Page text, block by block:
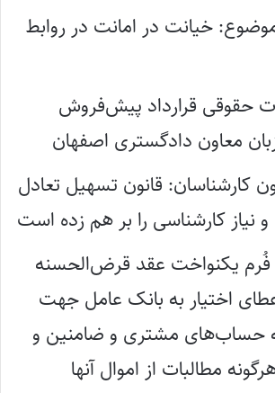
موضوع: خیانت در امانت در روابط
حقوقی قرارداد پیش‌فروش
معاون دادگستری اصفهان
کارشناسان: قانون تسهیل تعادل
نیاز کارشناسی را بر هم زده است
ابطال ماده ۹ فُرم یکنواخت عقد قرض‌الحسنه
اختیار به بانک عامل جهت
حساب‌های مشتری و ضامنین و
مطالبات از اموال آنها